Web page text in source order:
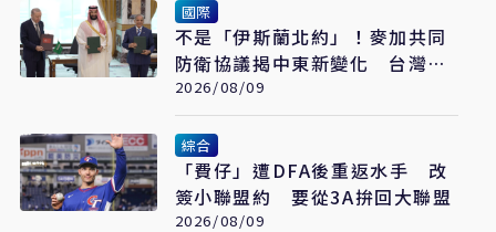
國際
不是「伊斯蘭北約」！麥加共同
防衛協議揭中東新變化 台灣該
看懂「多層次安全」
2026/08/09
綜合
「費仔」遭DFA後重返水手 改
簽小聯盟約 要從3A拚回大聯盟
2026/08/09